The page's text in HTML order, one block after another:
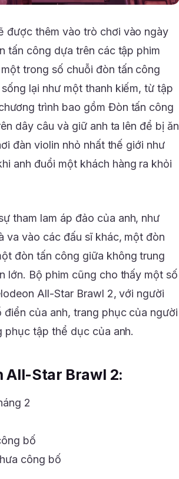
được thêm vào trò chơi vào ngày
tấn công dựa trên các tập phim
trong số chuỗi đòn tấn công
lại như một thanh kiếm, từ tập
trình bao gồm Đòn tấn công
dây câu và giữ anh ta lên để bị ăn
đàn violin nhỏ nhất thế giới như
anh đuổi một khách hàng ra khỏi
tham lam áp đảo của anh, như
va vào các đấu sĩ khác, một đòn
đòn tấn công giữa không trung
lớn. Bộ phim cũng cho thấy một số
All-Star Brawl 2, với người
của anh, trang phục của người
phục tập thể dục của anh.
All-Star Brawl 2:
2
bố
công bố